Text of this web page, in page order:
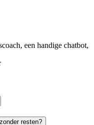
een handige chatbot,
resten?